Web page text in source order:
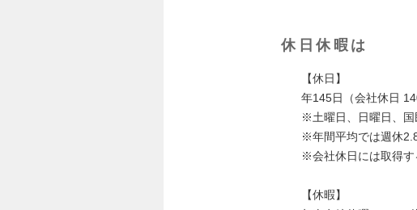
休日休暇は
【休日】
年145日（会社休日
※土曜日、日曜日、国
※年間平均では週休
※会社休日には取得す
【休暇】